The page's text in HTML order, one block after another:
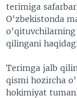
terimiga
O'zbekistonda
qilingani
Terimga jalb
qismi hozircha
hokimiyat